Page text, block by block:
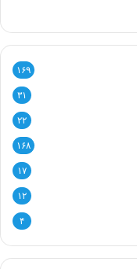
۱۶۹
۳۱
۲۲
۱۶۸
۱۷
۱۲
۴